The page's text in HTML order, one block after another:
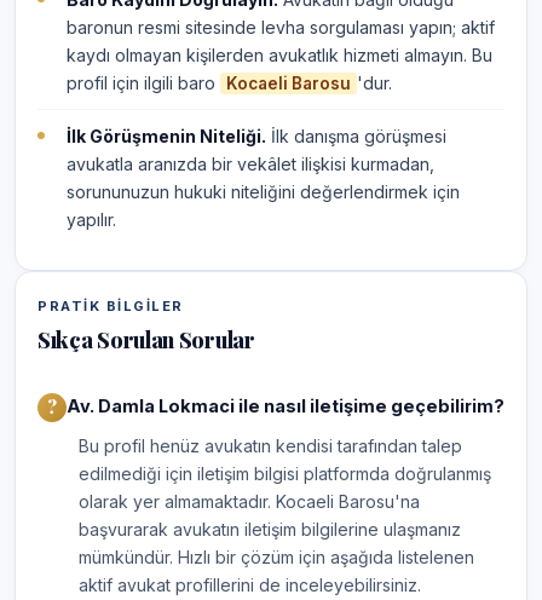
baronun resmi sitesinde levha sorgulaması yapın; aktif
kaydı olmayan kişilerden avukatlık hizmeti almayın. Bu
profil için ilgili baro
Kocaeli Barosu 'dur.
İlk Görüşmenin Niteliği. İlk danışma görüşmesi
avukatla aranızda bir vekâlet ilişkisi kurmadan,
sorununuzun hukuki niteliğini değerlendirmek için
yapılır.
PRATIK BILGILER
Sıkça Sorulan Sorular
Av. Damla Lokmaci ile nasıl iletişime geçebilirim?
Bu profil henüz avukatın kendisi tarafından talep
edilmediği için iletişim bilgisi platformda doğrulanmış
olarak yer almamaktadır. Kocaeli Barosu'na
başvurarak avukatın iletişim bilgilerine ulaşmanız
mümkündür. Hızlı bir çözüm için aşağıda listelenen
aktif avukat profillerini de inceleyebilirsiniz.